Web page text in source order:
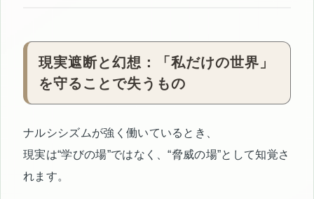
現実遮断と幻想：「私だけの世界」
を守ることで失うもの
ナルシシズムが強く働いているとき、
現実は“学びの場”ではなく、“脅威の場”として知覚さ
れます。